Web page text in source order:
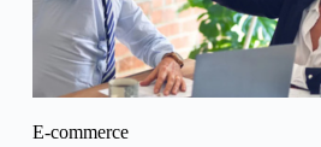
E-commerce